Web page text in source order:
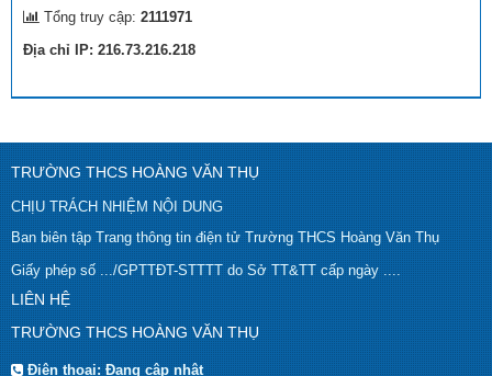
Lịch thi đấu giải Thể thao học đường Huyện Cư M’gar
Hội thi giáo viên chủ nhiệm lớp giỏi cấp tiểu học huyện Cư M’gar
Tổng truy cập: 2111971
Địa chỉ IP: 216.73.216.218
TRƯỜNG THCS HOÀNG VĂN THỤ
CHỊU TRÁCH NHIỆM NỘI DUNG
Ban biên tập Trang thông tin điện tử Trường THCS Hoàng Văn Thụ
Giấy phép số .../GPTTĐT-STTTT do Sở TT&TT cấp ngày ....
LIÊN HỆ
TRƯỜNG THCS HOÀNG VĂN THỤ
Điện thoại:Đang cập nhật